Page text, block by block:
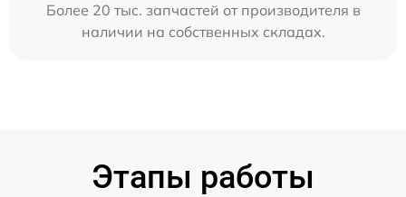
Более 20 тыс. запчастей от производителя в
наличии на собственных складах.
Этапы работы